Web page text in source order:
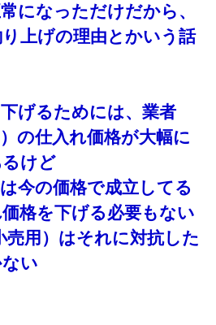
になっただけだから、
上げの理由とかいう話
げるためには、業者
の仕入れ価格が大幅に
けど
今の価格で成立してる
格を下げる必要もない
売用）はそれに対抗した
い